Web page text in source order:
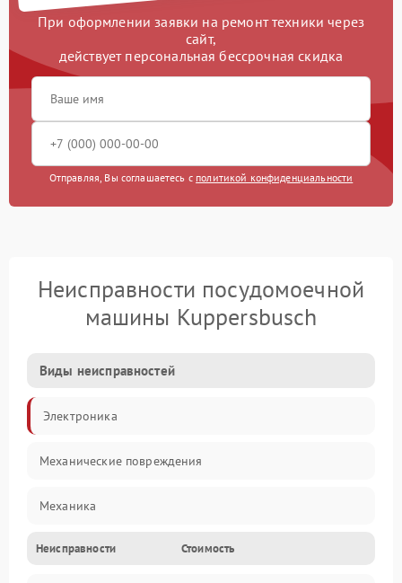
При оформлении заявки на ремонт техники через
сайт,
действует персональная бессрочная скидка
Отправляя, Вы соглашаетесь с политикой конфиденциальности
Неисправности посудомоечной
машины Kuppersbusch
Виды неисправностей
Электроника
Механические повреждения
Механика
Управление
Неисправности Стоимость